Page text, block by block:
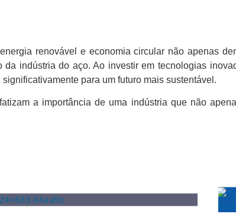
renovável e economia circular não apenas
indústria do aço. Ao investir em tecnologias
para um futuro mais sustentável.
a importância de uma indústria que não